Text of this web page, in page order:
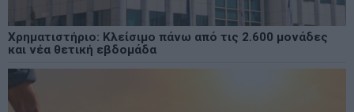
Χρηματιστήριο: Κλείσιμο πάνω από τις 2.600 μονάδες
και νέα θετική εβδομάδα